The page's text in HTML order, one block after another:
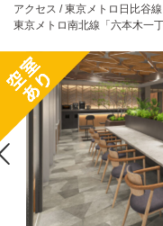
アクセス / 東京メトロ日比谷
東京メトロ南北線「六本木一